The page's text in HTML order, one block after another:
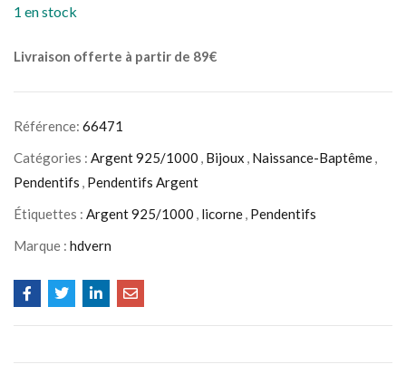
1 en stock
Livraison offerte à partir de 89€
Référence: 66471
Catégories : Argent 925/1000 , Bijoux , Naissance-Baptême,
Pendentifs , Pendentifs Argent
Étiquettes : Argent 925/1000 , licorne, Pendentifs
Marque : hdvern